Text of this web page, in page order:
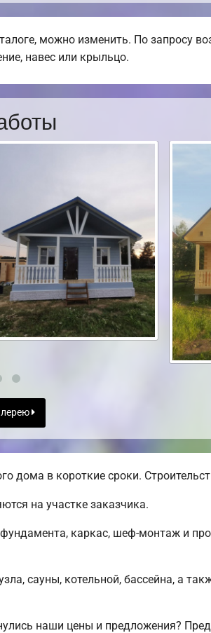
можно изменить. По запросу
навес или крыльцо.
дома в короткие сроки.
на участке заказчика.
каркас, шеф-монтаж и
сауны, котельной, бассейна, а
наши цены и предложения?